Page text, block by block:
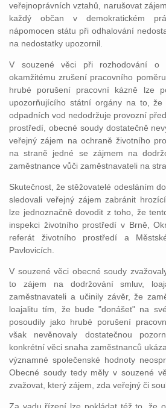
veřejnoprávních vztahů, narušovat
každý občan v demokratickém
nápomocen státu při odhalování
na nedostatky upozornil.
V souzené věci při rozhodování
okamžitému zrušení pracovního
hrubé porušení pracovní kázně lze
upozorňujícího státní orgány na to, že
odpadních vod nedodržuje provozní
prostředí, obecné soudy dostatečně
veřejný zájem na ochraně životního
na straně jedné se zájmem na
zaměstnance vůči zaměstnavateli na
Skutečnost, že stěžovatelé odesláním
sledovali veřejný zájem zabránit
lze jednoznačně dovodit z toho, že
inspekci životního prostředí v Brně,
referát životního prostředí a
Pavlovicích.
V souzené věci obecné soudy
to zájem na dodržování smluv,
zaměstnavateli a učinily závěr, že
loajalitu tím, že bude "donášet" na
posoudily jako hrubé porušení
však nevěnovaly dostatečnou
konkrétní věci snaha zaměstnanců
významné společenské hodnoty
Obecné soudy tedy měly v souzené
zvažovat, který zájem, zda veřejný či